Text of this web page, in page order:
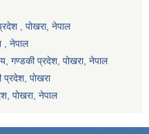
, पोखरा, नेपाल
, नेपाल
गण्डकी प्रदेश, पोखरा, नेपाल
प्रदेश, पाेखरा
पोखरा, नेपाल